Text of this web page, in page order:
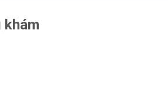
khám